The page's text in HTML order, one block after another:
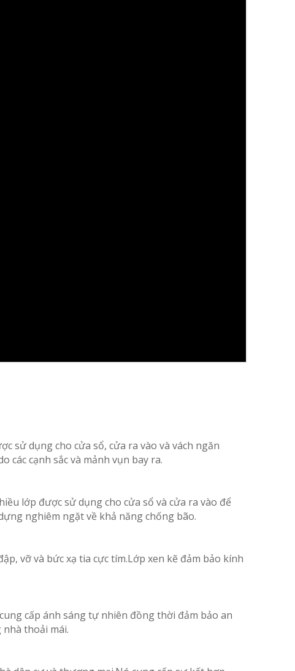
sử dụng cho cửa sổ, cửa ra vào và vách ngăn
cạnh sắc và mảnh vụn bay ra.
lớp được sử dụng cho cửa sổ và cửa ra vào để
nghiêm ngặt về khả năng chống bão.
vỡ và bức xạ tia cực tím.Lớp xen kẽ đảm bảo kính
cấp ánh sáng tự nhiên đồng thời đảm bảo an
thoải mái.